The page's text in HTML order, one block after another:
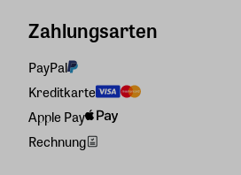
Zahlungsarten
PayPal
Kreditkarte
Apple Pay
Rechnung